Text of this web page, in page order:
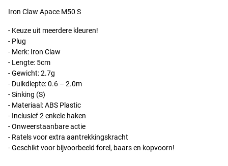
Iron Claw Apace M50 S
- Keuze uit meerdere kleuren!
- Plug
- Merk: Iron Claw
- Lengte: 5cm
- Gewicht: 2.7g
- Duikdiepte: 0.6 – 2.0m
- Sinking (S)
- Materiaal:ABS Plastic
- Inclusief 2 enkele haken
- Onweerstaanbare actie
- Ratels voor extra aantrekkingskracht
- Geschikt voor bijvoorbeeld forel, baars en kopvoorn!